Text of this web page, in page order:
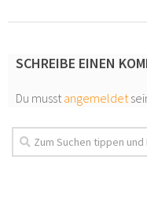
SCHREIBE EINEN
Du musstangemeldet